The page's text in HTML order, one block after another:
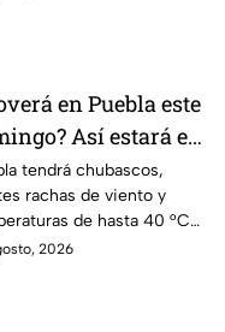
en Puebla este
Así estará el
HOY 9 de agosto
tendrá chubascos,
rachas de viento y
de hasta 40 °C
suroeste durante este
2026